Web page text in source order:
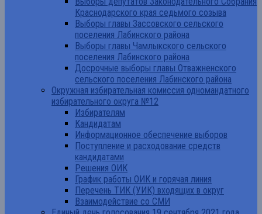
Краснодарского края седьмого созыва
Выборы главы Зассовского сельского
поселения Лабинского района
Выборы главы Чамлыкского сельского
поселения Лабинского района
Досрочные выборы главы Отважненского
сельского поселения Лабинского района
Окружная избирательная комиссия одномандатного
избирательного округа №12
Избирателям
Кандидатам
Информационное обеспечение выборов
Поступление и расходование средств
кандидатами
Решения ОИК
График работы ОИК и горячая линия
Перечень ТИК (УИК) входящих в округ
Взаимодействие со СМИ